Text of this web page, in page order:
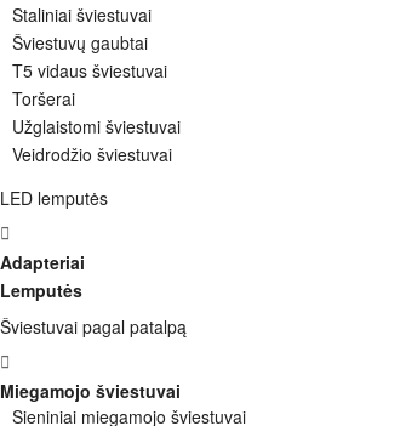
Staliniai šviestuvai
Šviestuvų gaubtai
T5 vidaus šviestuvai
Toršerai
Užglaistomi šviestuvai
Veidrodžio šviestuvai
LED lemputės
Adapteriai
Lemputės
Šviestuvai pagal patalpą
Miegamojo šviestuvai
Sieniniai miegamojo šviestuvai